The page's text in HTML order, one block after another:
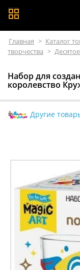
Главная > Каталог
творчества >
Набор для
королевство
Другие